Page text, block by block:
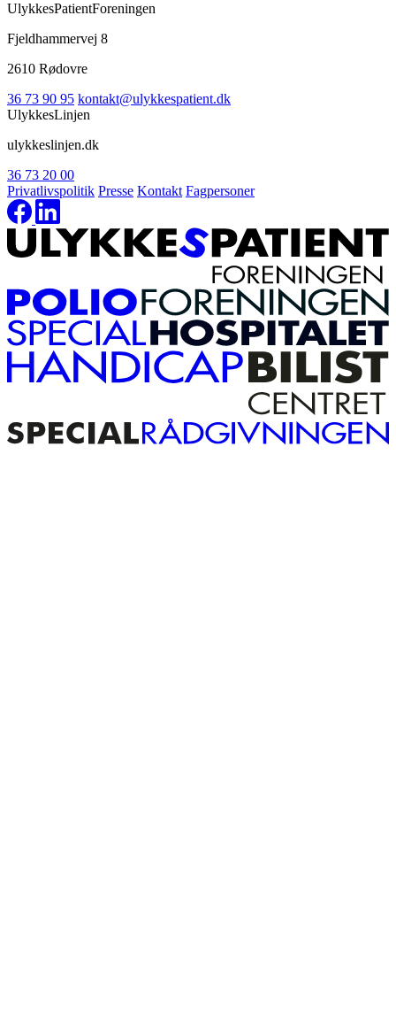
UlykkesPatientForeningen
Fjeldhammervej 8
2610 Rødovre
36 73 90 95 kontakt@ulykkespatient.dk
UlykkesLinjen
ulykkeslinjen.dk
36 73 20 00
Privatlivspolitik Presse Kontakt Fagpersoner